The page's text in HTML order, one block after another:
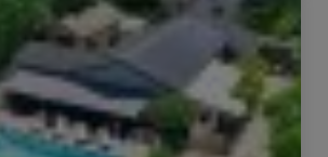
les-Bains 7 Quartos 144 m²